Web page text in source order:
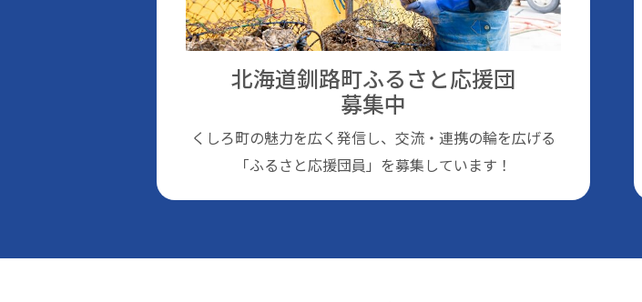
北海道釧路町ふるさと応援団
募集中
くしろ町の魅⼒を広く発信し、交流・連携の輪を広げる
「ふるさと応援団員」を募集しています！